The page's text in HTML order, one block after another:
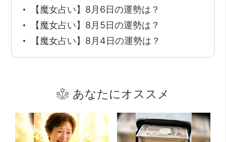
【魔女占い】8月6日の運勢は？
【魔女占い】8月5日の運勢は？
【魔女占い】8月4日の運勢は？
あなたにオススメ